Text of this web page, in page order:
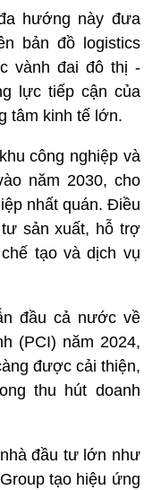
hướng này đưa
bản đồ logistics
vành đai đô thị -
lực tiếp cận của
tâm kinh tế lớn.
công nghiệp và
năm 2030, cho
nhất quán. Điều
sản xuất, hỗ trợ
tạo và dịch vụ
đầu cả nước về
(PCI) năm 2024,
được cải thiện,
thu hút doanh
đầu tư lớn như
tạo hiệu ứng